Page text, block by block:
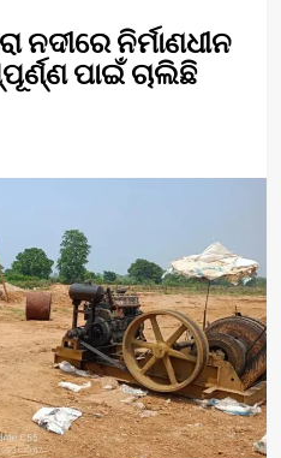
ନଦୀରେ ନିର୍ମାଣଧୀନ
ପାଇଁ ଚାଲିଛି